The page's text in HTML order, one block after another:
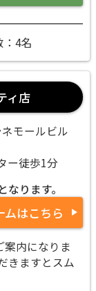
：4名
ィ店
モールビル
ー徒歩1分
ります。
ムはこちら
内になりま
きますとスム